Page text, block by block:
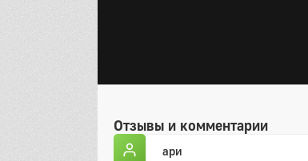
Отзывы и комментарии
ари